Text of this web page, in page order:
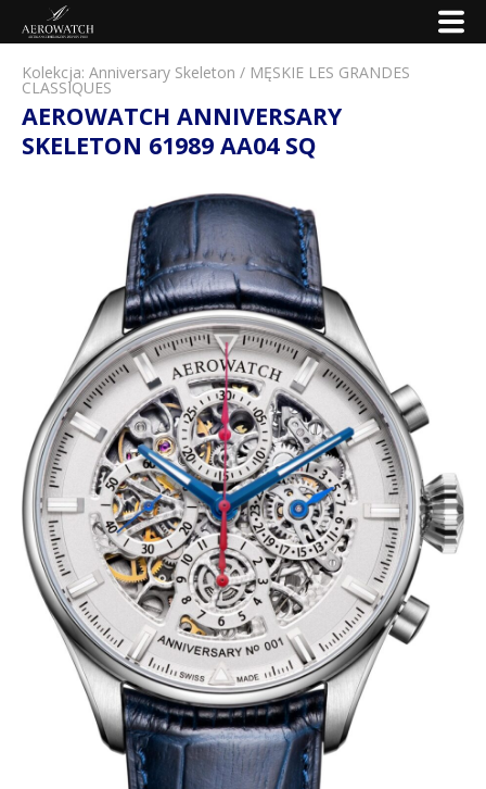
Kolekcja: Anniversary Skeleton / MĘSKIE LES GRANDES
CLASSIQUES
AEROWATCH ANNIVERSARY
SKELETON 61989 AA04 SQ